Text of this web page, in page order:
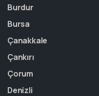
Burdur
Bursa
Çanakkale
Çankırı
Çorum
Denizli